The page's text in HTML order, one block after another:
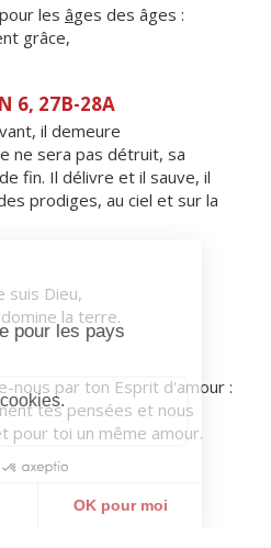
les âges des âges :
grâce,
6, 27B-28A
il demeure
ne sera pas détruit, sa
fin. Il délivre et il sauve, il
prodiges, au ciel et sur la
suis Dieu,
la terre.
nous par ton Esprit d'amour :
tes pensées et nous
pour toi un même amour.